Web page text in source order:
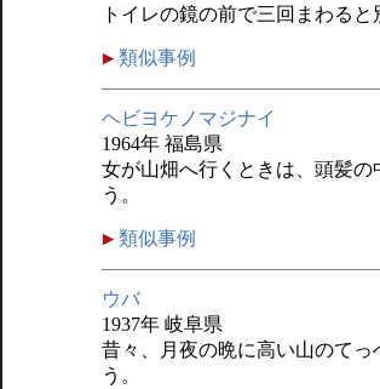
トイレの鏡の前で三回まわる
類似事例
ヘビヨケノマジナイ
1964年 福島県
女が山畑へ行くときは、頭髪
う。
類似事例
ウバ
1937年 岐阜県
昔々、月夜の晩に高い山のて
う。